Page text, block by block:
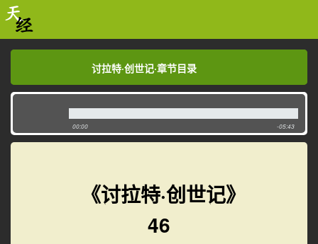
讨拉特·创世记·章节目录
讨拉特·创世记·章节目录
00:00 -05:43
《讨拉特·创世记》
46